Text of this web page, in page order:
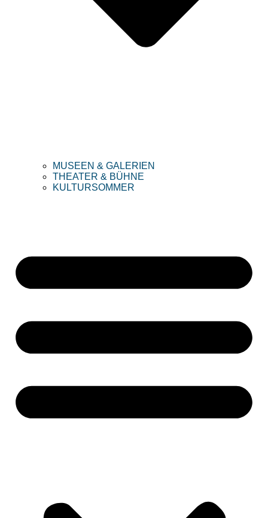
MUSEEN & GALERIEN
THEATER & BÜHNE
KULTURSOMMER